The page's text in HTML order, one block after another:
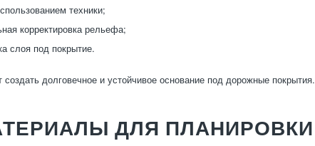
техники;
корректировка рельефа;
слоя под покрытие.
долговечное и устойчивое основание под дорожные покрытия.
ДЛЯ ПЛАНИРОВКИ